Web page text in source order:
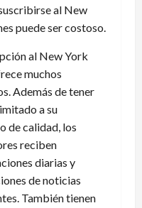
al New
puede ser costoso.
al New York
muchos
Además de tener
a su
de calidad, los
reciben
diarias y
de noticias
También tienen